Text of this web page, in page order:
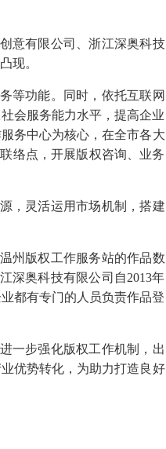
意有限公司、浙江深奥科技
现。
等功能。同时，依托互联网
会服务能力水平，提高企业
务中心为核心，在全市各大
络点，开展版权咨询、业务
，灵活运用市场机制，搭建
州版权工作服务站的作品数
深奥科技有限公司自2013年
都有专门的人员负责作品登
一步强化版权工作机制，出
优势转化，为助力打造良好